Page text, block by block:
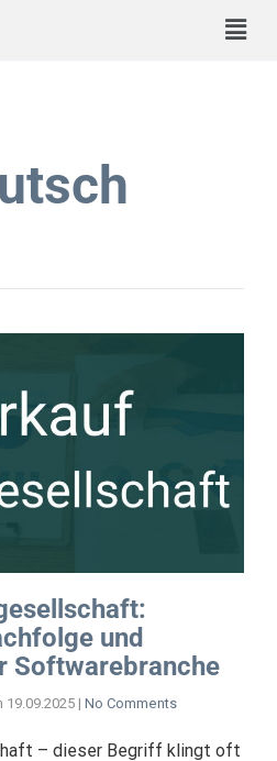
und
Softwarebranche
19.09.2025 | No Comments
– dieser Begriff klingt oft